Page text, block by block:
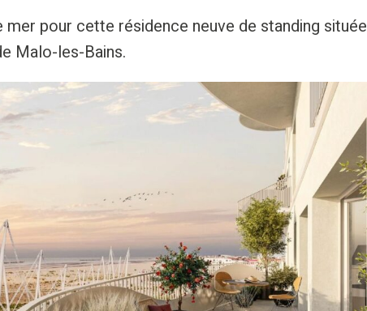
pour cette résidence neuve de standing située
Malo-les-Bains.